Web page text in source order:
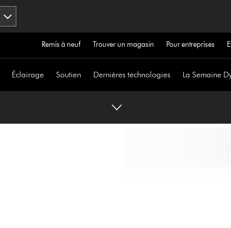
Remis à neuf Trouver un magasin Pour entreprises
Éclairage Soutien Dernières technologies La Semaine